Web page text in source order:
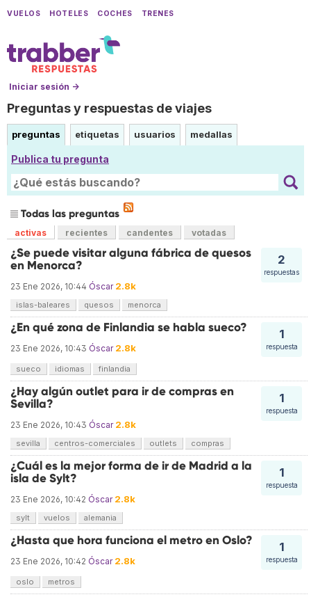
VUELOS HOTELES COCHES TRENES
Iniciar sesión →
Preguntas y respuestas de viajes
preguntas etiquetas usuarios medallas
Publica tu pregunta
Todas las preguntas
activas recientes candentes votadas
2
respuestas
¿Se puede visitar alguna fábrica de quesos
en Menorca?
23 Ene 2026, 10:44 Óscar 2.8k
islas-baleares quesos menorca
1
respuesta
¿En qué zona de Finlandia se habla sueco?
23 Ene 2026, 10:43 Óscar 2.8k
sueco idiomas finlandia
1
respuesta
¿Hay algún outlet para ir de compras en
Sevilla?
23 Ene 2026, 10:43 Óscar 2.8k
sevilla centros-comerciales outlets compras
1
respuesta
¿Cuál es la mejor forma de ir de Madrid a la
isla de Sylt?
23 Ene 2026, 10:42 Óscar 2.8k
sylt vuelos alemania
1
respuesta
¿Hasta que hora funciona el metro en Oslo?
23 Ene 2026, 10:42 Óscar 2.8k
oslo metros